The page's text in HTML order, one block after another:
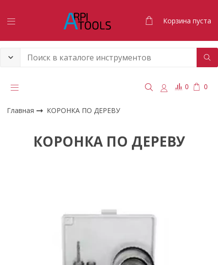
Корзина пуста
0 0
Главная КОРОНКА ПО ДЕРЕВУ
КОРОНКА ПО ДЕРЕВУ